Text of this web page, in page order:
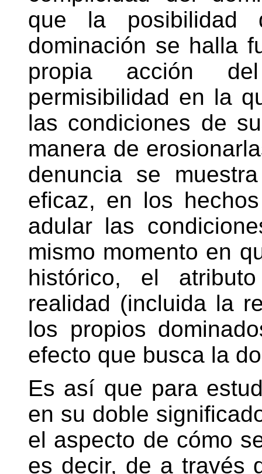
que la
dominación se halla
propia acción
permisibilidad en la
las condiciones de
manera de
denuncia se
eficaz, en los
adular las
mismo momento en
histórico, el
realidad (incluida la
los propios
efecto que busca la
Es así que para
en su doble
el aspecto de cómo
es decir, de a través